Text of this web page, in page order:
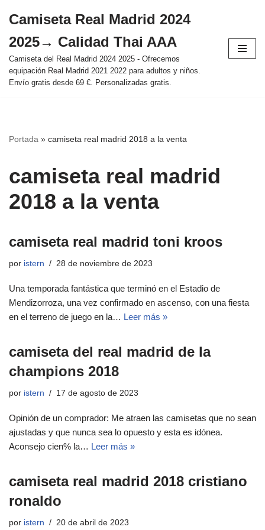
al
contenido
Camiseta Real Madrid 2024
2025→ Calidad Thai AAA
Camiseta del Real Madrid 2024 2025 - Ofrecemos
equipación Real Madrid 2021 2022 para adultos y niños.
Envío gratis desde 69 €. Personalizadas gratis.
Portada » camiseta real madrid 2018 a la venta
camiseta real madrid
2018 a la venta
camiseta real madrid toni kroos
por istern 28 de noviembre de 2023
Una temporada fantástica que terminó en el Estadio de
Mendizorroza, una vez confirmado en ascenso, con una fiesta
en el terreno de juego en la… Leer más »
camiseta del real madrid de la
champions 2018
por istern 17 de agosto de 2023
Opinión de un comprador: Me atraen las camisetas que no sean
ajustadas y que nunca sea lo opuesto y esta es idónea.
Aconsejo cien% la… Leer más »
camiseta real madrid 2018 cristiano
ronaldo
por istern 20 de abril de 2023